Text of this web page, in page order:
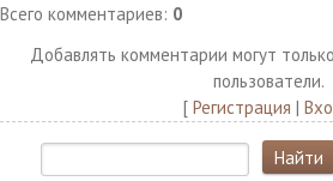
Всего комментариев: 0
Добавлять комментарии могут
пользователи.
[ Регистрация |